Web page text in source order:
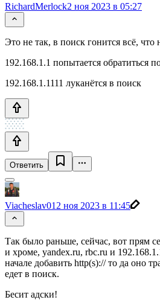
RichardMerlock2 ноя 2023 в 05:27
Это не так, в поиск гонится всё, что
192.168.1.1 попытается обратиться
192.168.1.1111 луканётся в поиск
Ответить
Viacheslav01 2 ноя 2023 в 11:45
Так было раньше, сейчас, вот прям
и хроме, yandex.ru, rbc.ru и
начале добавить http(s):// то да оно
едет в поиск.
Бесит адски!